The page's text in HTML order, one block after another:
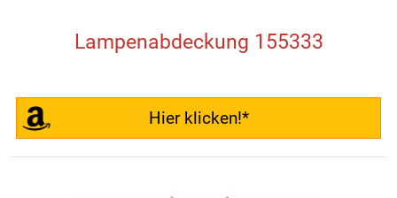
Lampenabdeckung 155333
Hier klicken!*